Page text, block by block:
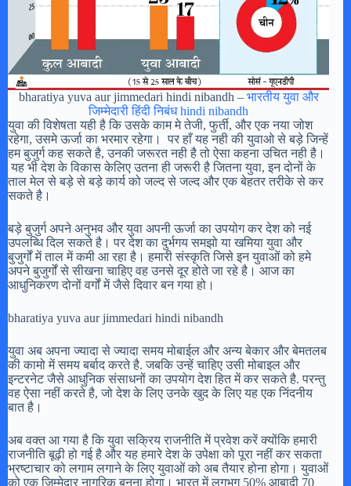
bharatiya yuva aur jimmedari hindi nibandh – भारतीय युवा और
जिम्मेदारी हिंदी निबंध hindi nibandh
युवा की विशेषता यही है कि उसके काम मे तेजी, फुर्ती, और एक नया जोश
रहेगा, उसमे ऊर्जा का भरमार रहेगा। पर हाँ यह नही की युवाओ से बड़े जिन्हें
हम बुजुर्ग कह सकते है, उनकी जरूरत नही है तो ऐसा कहना उचित नही है।
यह भी देश के विकास केलिए उतना ही जरूरी है जितना युवा, इन दोनों के
ताल मेल से बड़े से बड़े कार्य को जल्द से जल्द और एक बेहतर तरीके से कर
सकते है।
बड़े बुजुर्ग अपने अनुभव और युवा अपनी ऊर्जा का उपयोग कर देश को नई
उपलब्धि दिल सकते है। पर देश का दुर्भगय समझो या खमिया युवा और
बुजुर्गों में ताल में कमी आ रहा है। हमारी संस्कृति जिसे इन युवाओं को हमे
अपने बुजुर्गों से सीखना चाहिए वह उनसे दूर होते जा रहे है। आज का
आधुनिकरण दोनों वर्गों में जैसे दिवार बन गया हो।
bharatiya yuva aur jimmedari hindi nibandh
युवा अब अपना ज्यादा से ज्यादा समय मोबाईल और अन्य बेकार और बेमतलब
की कामो में समय बर्बाद करते है. जबकि उन्हें चाहिए उसी मोबाइल और
इन्टरनेट जैसे आधुनिक संसाधनों का उपयोग देश हित में कर सकते है. परन्तु
वह ऐसा नहीं करते है, जो देश के लिए उनके खुद के लिए यह एक निंदनीय
बात है।
अब वक्त आ गया है कि युवा सक्रिय राजनीति में प्रवेश करें क्योंकि हमारी
राजनीति बूढ़ी हो गई है और यह हमारे देश के उपेक्षा को पूरा नहीं कर सकता
भ्रष्टाचार को लगाम लगाने के लिए युवाओं को अब तैयार होना होगा। युवाओं
को एक जिम्मेदार नागरिक बनना होगा। भारत में लगभग 50% आबादी 70